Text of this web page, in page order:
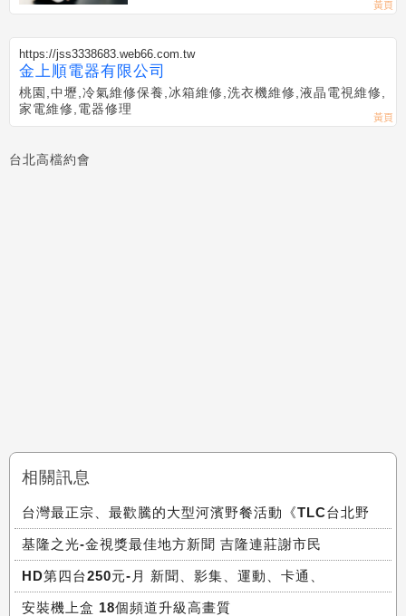
https://jss3338683.web66.com.tw
金上順電器有限公司
桃園,中壢,冷氣維修保養,冰箱維修,洗衣機維修,液晶電視維修,
家電維修,電器修理
台北高檔約會
相關訊息
台灣最正宗、最歡騰的大型河濱野餐活動《TLC台北野
基隆之光-金視獎最佳地方新聞 吉隆連莊謝市民
HD第四台250元-月 新聞、影集、運動、卡通、
安裝機上盒 18個頻道升級高畫質